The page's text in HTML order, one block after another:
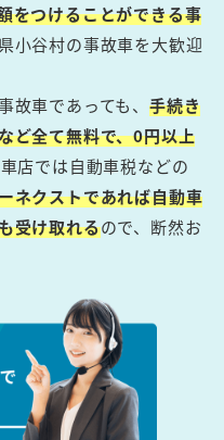
をつけることができる事
小谷村の事故車を大歓迎
故車であっても、手続き
ど全て無料で、0円以上
店では自動車税などの
ネクストであれば自動車
受け取れるので、断然お